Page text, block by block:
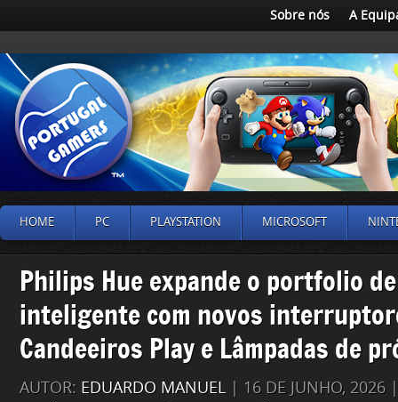
Sobre nós A
HOME PC PLAYSTATION MICROSOFT
Philips Hue expande o portfolio
inteligente com novos
Candeeiros Play e Lâmpadas de
AUTOR: EDUARDO MANUEL | 16 DE JUNHO, 2026